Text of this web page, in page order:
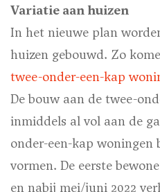
Variatie aan huizen
In het nieuwe plan
huizen gebouwd. Zo
twee-onder-een-kap
De bouw aan de twee-
inmiddels al vol aan de
onder-een-kap woningen
vormen. De eerste
en nabij mei/juni 2022